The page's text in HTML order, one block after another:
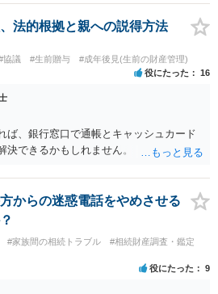
事実や考慮してほしい事情に関連して
ば、主張書面とは別で提出できます。も
いような資料がある場合、「非開示の希
することも考えられます。 ご質問：書
が良い事 回答： お姉さんが申立書の「申
ている遺産の分け方に対して意見があれ
す。 次に「申立ての理由」のところに、
えば、あかささんと話合いが出来ない／
方・あかささん・お姉さん間の事情やい
思うので、あかささんから見てそれは違
かささんが重要だと考える事情があれば
は亡くなった方からお金を援助してもら
)いきさつを沢山盛り込むことだと考えま
ることに留める方が、裁判所や調停委員
法的根拠と親への説得方法
協議 #生前贈与 #成年後見(生前の財産管理)
役にたった 16
ば、銀行窓口で通帳とキャッシュカード
できるかもしれません。
からの迷惑電話をやめさせる
#家族間の相続トラブル
#相続財産調査・鑑定
役にたった 9